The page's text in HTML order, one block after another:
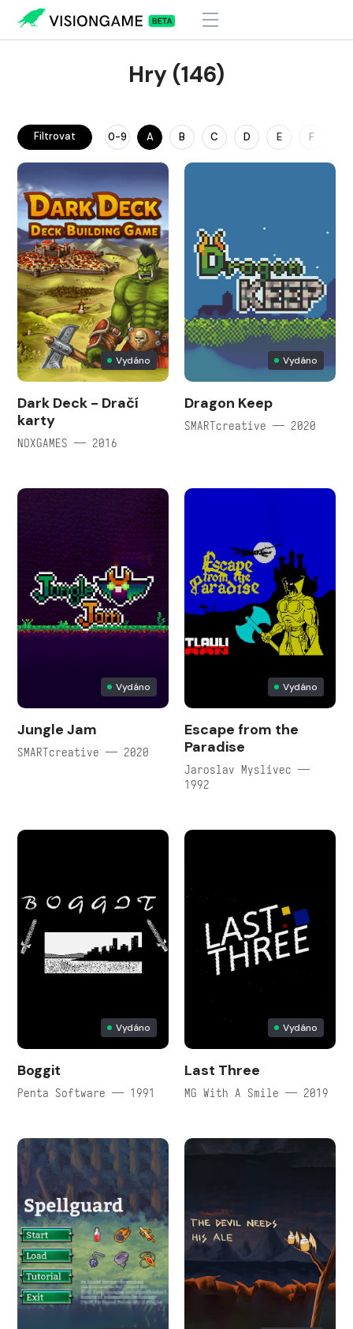
Hry (146)
Filtrovat 0-9 A B C D E F
Vydáno
Dark Deck - Dračí
karty
NOXGAMES — 2016
Vydáno
Dragon Keep
SMARTcreative — 2020
Vydáno
Jungle Jam
SMARTcreative — 2020
Vydáno
Escape from the
Paradise
Jaroslav Myslivec —
1992
Vydáno
Boggit
Penta Software — 1991
Vydáno
Last Three
MG With A Smile — 2019